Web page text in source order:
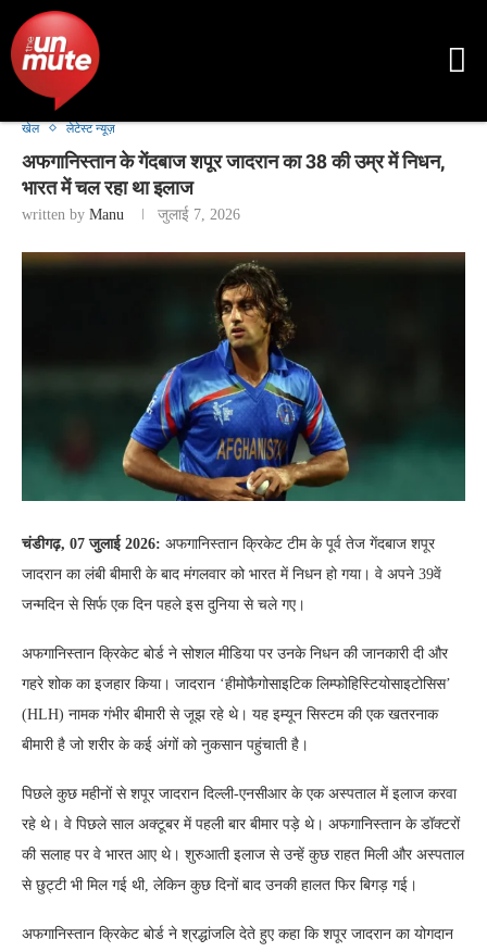
खेल लेटेस्ट न्यूज़
अफगानिस्तान के गेंदबाज शपूर जादरान का 38 की उम्र में निधन,
भारत में चल रहा था इलाज
written by Manu जुलाई 7, 2026
चंडीगढ़, 07 जुलाई 2026: अफगानिस्तान क्रिकेट टीम के पूर्व तेज गेंदबाज शपूर
जादरान का लंबी बीमारी के बाद मंगलवार को भारत में निधन हो गया। वे अपने 39वें
जन्मदिन से सिर्फ एक दिन पहले इस दुनिया से चले गए।
अफगानिस्तान क्रिकेट बोर्ड ने सोशल मीडिया पर उनके निधन की जानकारी दी और
गहरे शोक का इजहार किया। जादरान ‘हीमोफैगोसाइटिक लिम्फोहिस्टियोसाइटोसिस’
(HLH) नामक गंभीर बीमारी से जूझ रहे थे। यह इम्यून सिस्टम की एक खतरनाक
बीमारी है जो शरीर के कई अंगों को नुकसान पहुंचाती है।
पिछले कुछ महीनों से शपूर जादरान दिल्ली-एनसीआर के एक अस्पताल में इलाज करवा
रहे थे। वे पिछले साल अक्टूबर में पहली बार बीमार पड़े थे। अफगानिस्तान के डॉक्टरों
की सलाह पर वे भारत आए थे। शुरुआती इलाज से उन्हें कुछ राहत मिली और अस्पताल
से छुट्टी भी मिल गई थी, लेकिन कुछ दिनों बाद उनकी हालत फिर बिगड़ गई।
अफगानिस्तान क्रिकेट बोर्ड ने श्रद्धांजलि देते हुए कहा कि शपूर जादरान का योगदान